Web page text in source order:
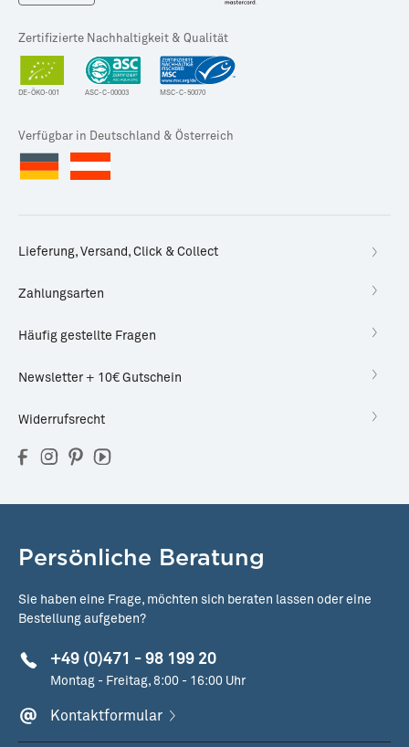
Zertifizierte Nachhaltigkeit & Qualität
DE-ÖKO-001 ASC-C-00003 MSC-C-50070
Verfügbar in Deutschland & Österreich
Lieferung, Versand, Click & Collect
Zahlungsarten
Häufig gestellte Fragen
Newsletter + 10€ Gutschein
Widerrufsrecht
Persönliche Beratung
Sie haben eine Frage, möchten sich beraten lassen oder eine
Bestellung aufgeben?
+49 (0)471 - 98 199 20
Montag - Freitag, 8:00 - 16:00 Uhr
Kontaktformular